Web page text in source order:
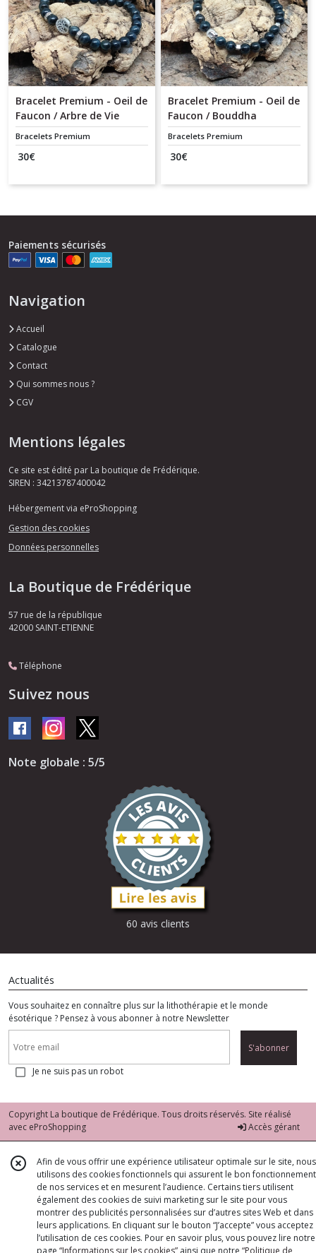
Bracelet Premium - Oeil de
Faucon / Arbre de Vie
Bracelets Premium
30€
Bracelet Premium - Oeil de
Faucon / Bouddha
Bracelets Premium
30€
Paiements sécurisés
Navigation
Accueil
Catalogue
Contact
Qui sommes nous ?
CGV
Mentions légales
Ce site est édité par La boutique de Frédérique.
SIREN : 34213787400042
Hébergement via eProShopping
Gestion des cookies
Données personnelles
La Boutique de Frédérique
57 rue de la république
42000 SAINT-ETIENNE
Téléphone
Suivez nous
Note globale : 5/5
60 avis clients
Actualités
Vous souhaitez en connaître plus sur la lithothérapie et le monde
ésotérique ? Pensez à vous abonner à notre Newsletter
S'abonner
Je ne suis pas un robot
Copyright La boutique de Frédérique. Tous droits réservés. Site réalisé
avec eProShopping Accès gérant
Afin de vous offrir une expérience utilisateur optimale sur le site, nous
utilisons des cookies fonctionnels qui assurent le bon fonctionnement
de nos services et en mesurent l’audience. Certains tiers utilisent
également des cookies de suivi marketing sur le site pour vous
montrer des publicités personnalisées sur d’autres sites Web et dans
leurs applications. En cliquant sur le bouton “J’accepte” vous acceptez
l’utilisation de ces cookies. Pour en savoir plus, vous pouvez lire notre
page “Informations sur les cookies” ainsi que notre “Politique de